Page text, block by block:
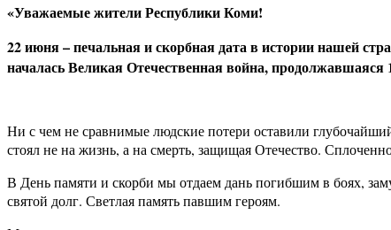
«Уважаемые жители Республики Коми!
22 июня – печальная и скорбная дата в истории нашей
началась Великая Отечественная война,
Ни с чем не сравнимые людские потери оставили
стоял не на жизнь, а на смерть, защищая Отечество.
В День памяти и скорби мы отдаем дань погибшим в боях,
святой долг. Светлая память павшим героям.